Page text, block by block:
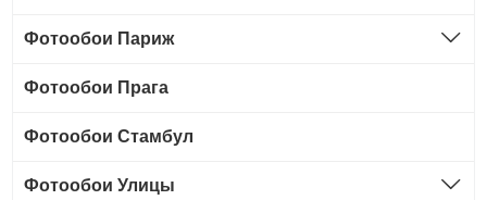
Фотообои Париж
Фотообои Прага
Фотообои Стамбул
Фотообои Улицы